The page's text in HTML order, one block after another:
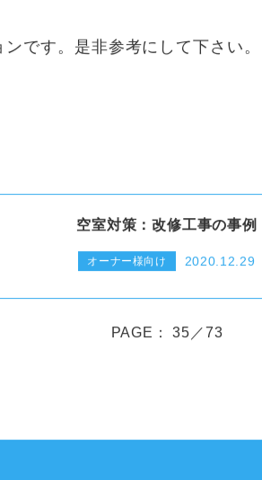
です。是非参考にして下さい。
空室対策：改修工事の事例
オーナー様向け 2020.12.29
PAGE： 35／73